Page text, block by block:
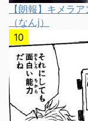
【朗報】キメラ
（なんj）